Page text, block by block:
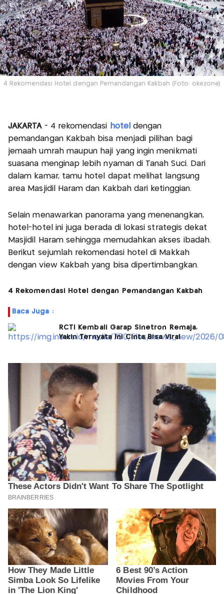
4 Rekomendasi Hotel dengan Pemandangan Kakbah (Foto: okezone)
JAKARTA- 4 rekomendasi hotel dengan
pemandangan Kakbah bisa menjadi pilihan bagi
jemaah umrah maupun haji yang ingin menikmati
suasana menginap lebih nyaman di Tanah Suci. Dari
dalam kamar, tamu hotel dapat melihat langsung
area Masjidil Haram dan Kakbah dari ketinggian.
Selain menawarkan panorama yang menenangkan,
hotel-hotel ini juga berada di lokasi strategis dekat
Masjidil Haram sehingga memudahkan akses ibadah.
Berikut sejumlah rekomendasi hotel di Makkah
dengan view Kakbah yang bisa dipertimbangkan.
4 Rekomendasi Hotel dengan Pemandangan Kakbah
Baca Juga :
RCTI Kembali Garap Sinetron Remaja,
Yakin Ternyata Ini Cinta Bisa Viral